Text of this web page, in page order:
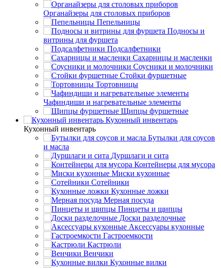
Органайзеры для столовых приборов
Пепельницы
Подносы и
витрины для фуршета
Подсалфетники
Сахарницы и масленки
Соусники и молочники
Стойки фуршетные
Тортовницы
Чафиндиши и нагревательные элементы
Щипцы фуршетные
Кухонный инвентарь
Кухонный инвентарь
Бутылки для соусов
и масла
Дуршлаги и сита
Контейнеры для мусора
Миски кухонные
Сотейники
Кухонные ложки
Мерная посуда
Пинцеты и щипцы
Доски разделочные
Аксессуары кухонные
Гастроемкости
Кастрюли
Венчики
Кухонные вилки